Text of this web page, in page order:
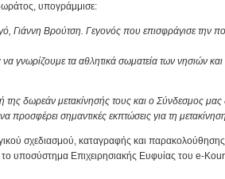
υπογράμμισε:
Γιάννη Βρούτση. Γεγονός που επισφράγισε την
γνωρίζουμε τα αθλητικά σωματεία των νησιών
δωρεάν μετακίνησής τους και ο Σύνδεσμος μας
προσφέρει σημαντικές εκπτώσεις για τη
σχεδιασμού, καταγραφής και
υποσύστημα Επιχειρησιακής Ευφυίας του e-